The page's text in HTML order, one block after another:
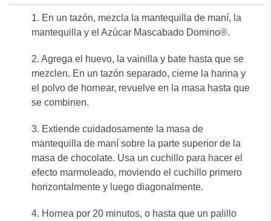
1. En un tazón, mezcla la mantequilla de maní, la
mantequilla y el Azúcar Mascabado Domino®. ​
2. Agrega el huevo, la vainilla y bate hasta que se
mezclen. En un tazón separado, cierne la harina y
el polvo de hornear, revuelve en la masa hasta que
se combinen.​
3. Extiende cuidadosamente la masa de
mantequilla de maní sobre la parte superior de la
masa de chocolate. Usa un cuchillo para hacer el
efecto marmoleado, moviendo el cuchillo primero
horizontalmente y luego diagonalmente.​
4. Hornea por 20 minutos, o hasta que un palillo